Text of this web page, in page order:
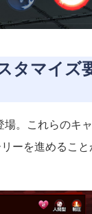
タマイズ
場。これらのキャ
ーを進めること